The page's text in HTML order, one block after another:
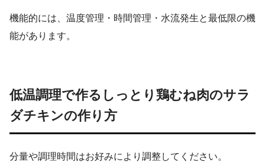
機能的には、温度管理・時間管理・水流発生と最低限の機
能があります。
低温調理で作るしっとり鶏むね肉のサラ
ダチキンの作り方
分量や調理時間はお好みにより調整してください。